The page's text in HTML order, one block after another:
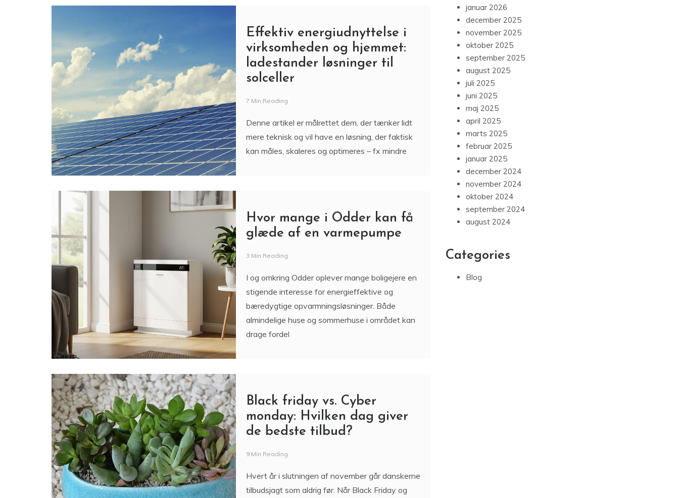
Effektiv energiudnyttelse i
virksomheden og hjemmet:
ladestander løsninger til
solceller
7 Min Reading
Denne artikel er målrettet dem, der tænker lidt
mere teknisk og vil have en løsning, der faktisk
kan måles, skaleres og optimeres – fx mindre
Hvor mange i Odder kan få
glæde af en varmepumpe
3 Min Reading
I og omkring Odder oplever mange boligejere en
stigende interesse for energieffektive og
bæredygtige opvarmningsløsninger. Både
almindelige huse og sommerhuse i området kan
drage fordel
Black friday vs. Cyber
monday: Hvilken dag giver
de bedste tilbud?
9 Min Reading
Hvert år i slutningen af november går danskerne
tilbudsjagt som aldrig før. Når Black Friday og
januar 2026
december 2025
november 2025
oktober 2025
september 2025
august 2025
juli 2025
juni 2025
maj 2025
april 2025
marts 2025
februar 2025
januar 2025
december 2024
november 2024
oktober 2024
september 2024
august 2024
Categories
Blog